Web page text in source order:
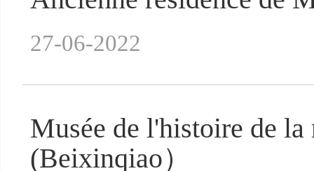
27-06-2022
Musée de l'histoire de
(Beixinqiao）